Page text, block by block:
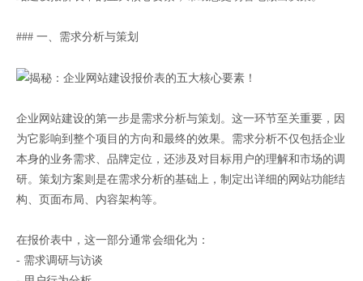
### 一、需求分析与策划
企业网站建设的第一步是需求分析与策划。这一环节至关重要，因
为它影响到整个项目的方向和最终的效果。需求分析不仅包括企业
本身的业务需求、品牌定位，还涉及对目标用户的理解和市场的调
研。策划方案则是在需求分析的基础上，制定出详细的网站功能结
构、页面布局、内容架构等。
在报价表中，这一部分通常会细化为：
- 需求调研与访谈